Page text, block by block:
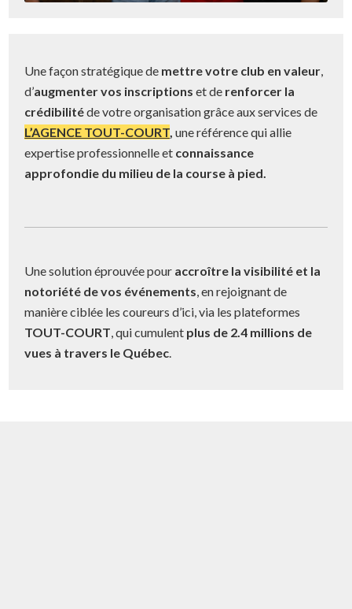
Une façon stratégique de mettre votre club en valeur
d’augmenter vos inscriptions et de renforcer la
crédibilitéde votre organisation grâce aux services de
L’AGENCE TOUT-COURT ,une référence qui allie
expertise professionnelle et connaissance
approfondie du milieu de la course à pied.
Une solution éprouvée pour accroître la visibilité et la
notoriété de vos événements, en rejoignant de
manière ciblée les coureurs d’ici, via les plateformes
TOUT-COURT, qui cumulent plus de 2.4 millions de
vues à travers le Québec.